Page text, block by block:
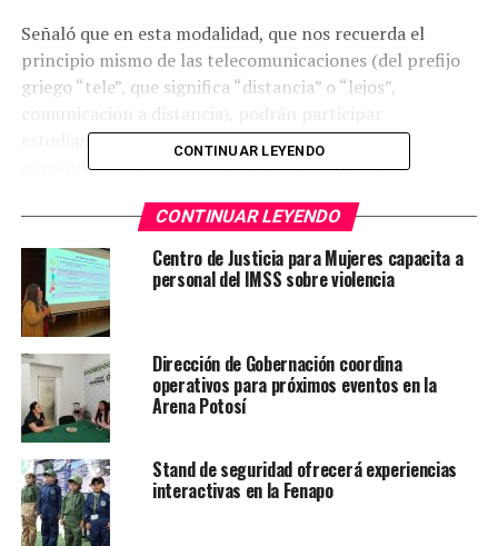
Señaló que en esta modalidad, que nos recuerda el
principio mismo de las telecomunicaciones (del prefijo
griego “tele”, que significa “distancia” o “lejos”,
estudiantes de nacionalidad mexicana que estén
cursando estudios de licenciatura o posgrado en
matemáticas).
“Nuestra juventud mexicana es imparable, tiene un
talento nato único, y ama la tecnología y la
conectividad, por eso abrimos esta convocatoria a las
autoridades de nuestras instituciones de educación, a fin
de contribuir a que nuestros jóvenes encuentren en
STEM un camino futuro de vida en bien del país
haciendo aquello que aman, que es de lo que se trata
esto”, exhortó el científico.
Varias universidades nos han expresado que sus
estudiantes desean participar en más actividades con la
CONTINUAR LEYENDO
CONTINUAR LEYENDO
Centro de Justicia para Mujeres capacita a
personal del IMSS sobre violencia
Dirección de Gobernación coordina
operativos para próximos eventos en la
Arena Potosí
Stand de seguridad ofrecerá experiencias
interactivas en la Fenapo